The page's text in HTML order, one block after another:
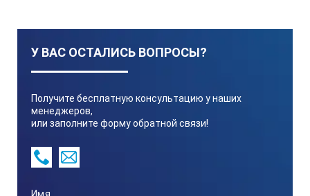
У ВАС ОСТАЛИСЬ ВОПРОСЫ?
Получите бесплатную консультацию у наших
менеджеров,
или заполните форму обратной связи!